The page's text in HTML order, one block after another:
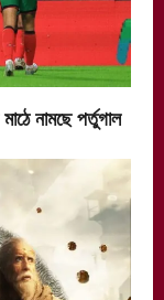
নামছে পর্তুগাল